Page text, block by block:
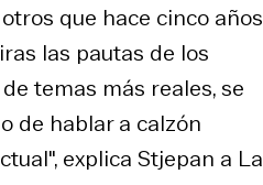
que hace cinco años
las pautas de los
temas más reales, se
de hablar a calzón
explica Stjepan a La